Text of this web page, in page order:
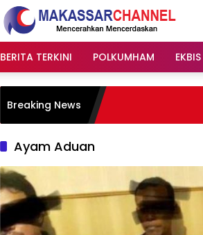
BERITA TERKINI POLKUMHAM EKBIS
Breaking News
Ayam Aduan